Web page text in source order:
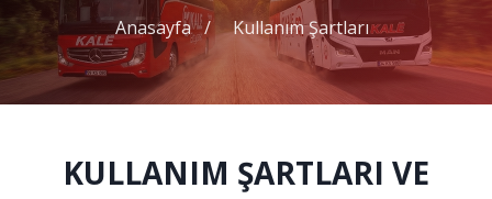
Anasayfa / Kullanım Şartları
KULLANIM ŞARTLARI VE